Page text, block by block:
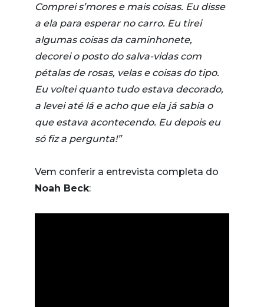
Comprei s’mores e mais coisas. Eu disse
a ela para esperar no carro. Eu tirei
algumas coisas da caminhonete,
decorei o posto do salva-vidas com
pétalas de rosas, velas e coisas do tipo.
Eu voltei quanto tudo estava decorado,
a levei até lá e acho que ela já sabia o
que estava acontecendo. Eu depois eu
só fiz a pergunta!”
Vem conferir a entrevista completa do
Noah Beck: